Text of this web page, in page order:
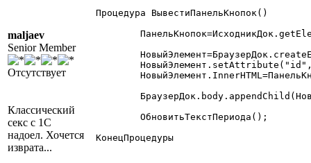
maljaev
Senior Member
Отсутствует
Классический
секс с 1С
надоел. Хочется
изврата...
Процедура ВывестиПанельКнопок()
КонецПроцедуры